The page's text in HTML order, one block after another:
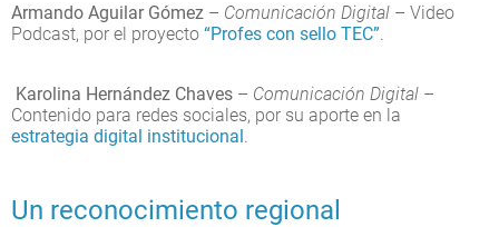
Armando Aguilar Gómez – Comunicación Digital – Video
Podcast, por el proyecto “Profes con sello TEC”.
Karolina Hernández Chaves – Comunicación Digital –
Contenido para redes sociales, por su aporte en la
estrategia digital institucional.
Un reconocimiento regional